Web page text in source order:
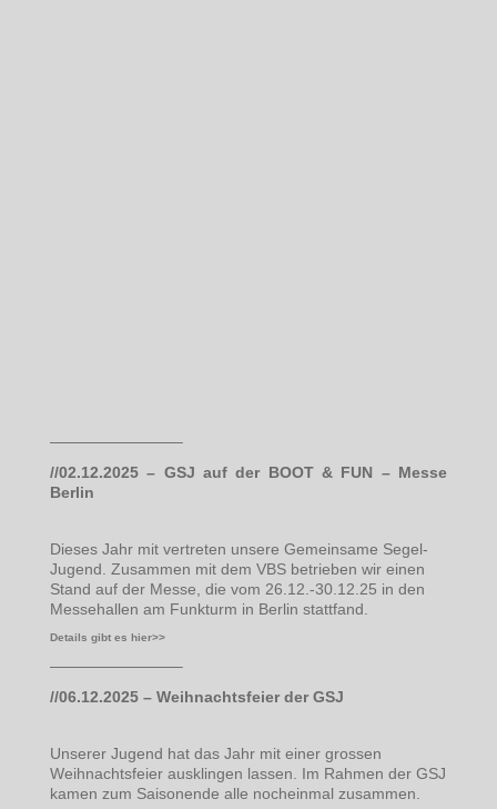
————————–
//02.12.2025 – GSJ auf der BOOT & FUN – Messe
Berlin
Dieses Jahr mit vertreten unsere Gemeinsame Segel-
Jugend. Zusammen mit dem VBS betrieben wir einen
Stand auf der Messe, die vom 26.12.-30.12.25 in den
Messehallen am Funkturm in Berlin stattfand.
Details gibt es hier>>
————————–
//06.12.2025 – Weihnachtsfeier der GSJ
Unserer Jugend hat das Jahr mit einer grossen
Weihnachtsfeier ausklingen lassen. Im Rahmen der GSJ
kamen zum Saisonende alle nocheinmal zusammen.